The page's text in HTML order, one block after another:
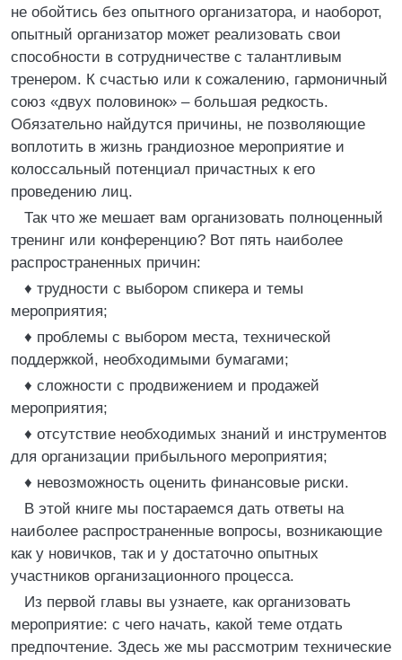
не обойтись без опытного организатора, и наоборот,
опытный организатор может реализовать свои
способности в сотрудничестве с талантливым
тренером. К счастью или к сожалению, гармоничный
союз «двух половинок» – большая редкость.
Обязательно найдутся причины, не позволяющие
воплотить в жизнь грандиозное мероприятие и
колоссальный потенциал причастных к его
проведению лиц.
Так что же мешает вам организовать полноценный
тренинг или конференцию? Вот пять наиболее
распространенных причин:
♦ трудности с выбором спикера и темы
мероприятия;
♦ проблемы с выбором места, технической
поддержкой, необходимыми бумагами;
♦ сложности с продвижением и продажей
мероприятия;
♦ отсутствие необходимых знаний и инструментов
для организации прибыльного мероприятия;
♦ невозможность оценить финансовые риски.
В этой книге мы постараемся дать ответы на
наиболее распространенные вопросы, возникающие
как у новичков, так и у достаточно опытных
участников организационного процесса.
Из первой главы вы узнаете, как организовать
мероприятие: с чего начать, какой теме отдать
предпочтение. Здесь же мы рассмотрим технические